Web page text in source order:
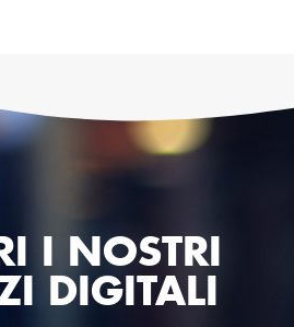
I NOSTRI
DIGITALI